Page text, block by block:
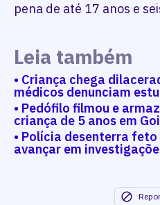
pena de até 17 anos e
Leia também
• Criança chega
médicos denunciam
• Pedófilo filmou e
criança de 5 anos em
• Polícia desenterra feto
avançar em